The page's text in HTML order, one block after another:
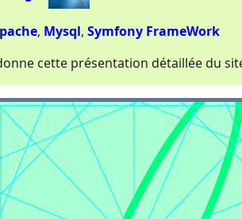
, Mysql, Symfony FrameWork
cette présentation détaillée du